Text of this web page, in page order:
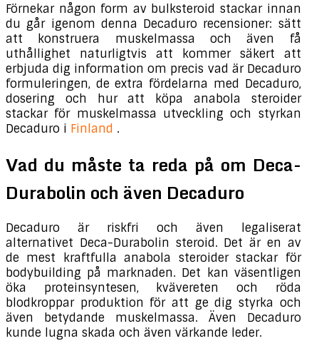
Förnekar någon form av bulksteroid stackar innan
du går igenom denna Decaduro recensioner: sätt
att konstruera muskelmassa och även få
uthållighet naturligtvis att kommer säkert att
erbjuda dig information om precis vad är Decaduro
formuleringen, de extra fördelarna med Decaduro,
dosering och hur att köpa anabola steroider
stackar för muskelmassa utveckling och styrkan
Decaduro i Finland .
Vad du måste ta reda på om Deca-
Durabolin och även Decaduro
Decaduro är riskfri och även legaliserat
alternativet Deca-Durabolin steroid. Det är en av
de mest kraftfulla anabola steroider stackar för
bodybuilding på marknaden. Det kan väsentligen
öka proteinsyntesen, kvävereten och röda
blodkroppar produktion för att ge dig styrka och
även betydande muskelmassa. Även Decaduro
kunde lugna skada och även värkande leder.